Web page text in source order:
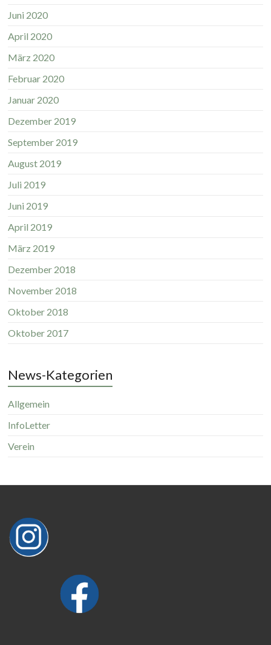
Juni 2020
April 2020
März 2020
Februar 2020
Januar 2020
Dezember 2019
September 2019
August 2019
Juli 2019
Juni 2019
April 2019
März 2019
Dezember 2018
November 2018
Oktober 2018
Oktober 2017
News-Kategorien
Allgemein
InfoLetter
Verein